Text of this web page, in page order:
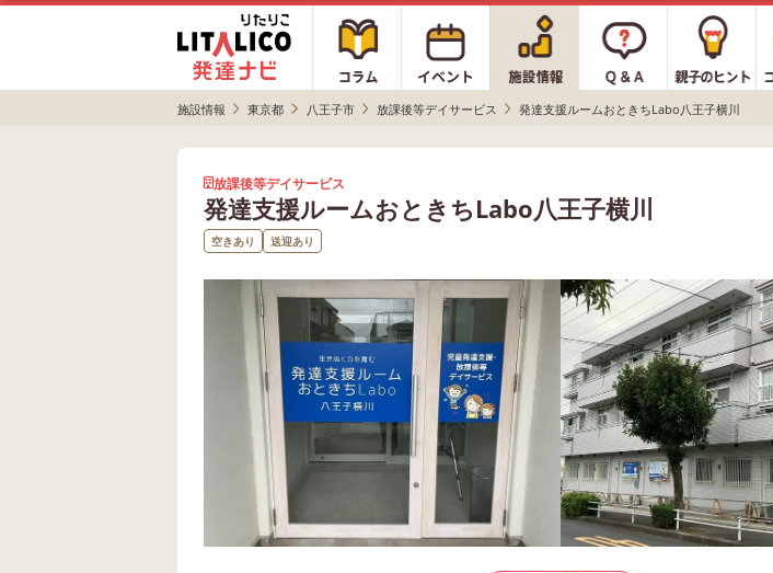
施設情報 東京都 八王子市 放課後等デイサービス 発達支援ルームおときちLabo八王子横川
放課後等デイサービス
発達支援ルームおときちLabo八王子横川
空きあり 送迎あり